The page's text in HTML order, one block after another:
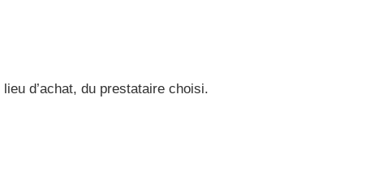
d’achat, du prestataire choisi.